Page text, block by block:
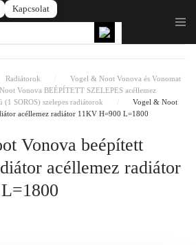
Kapcsolat
Radiátorok
Vogel & Noot Vonova és Vonomat
Vonova BEÉPÍTETT SZELEPES acéllemez
(1 SOROS) szelepes radiátorok
Vogel & Noot
acéllemez radiátor 11KV H=900 L=1800
Vonova beépített
acéllemez radiátor